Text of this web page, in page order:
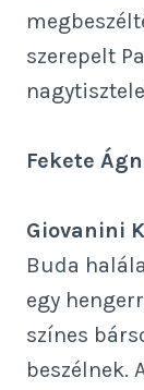
szerepelt
Fekete
Giovanini
Buda
egy
színes
beszélnek.